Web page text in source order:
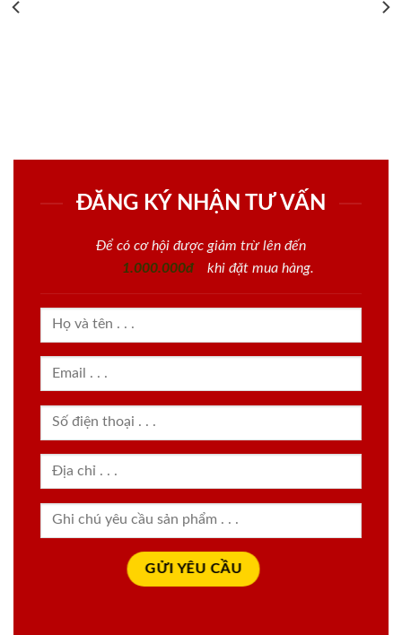
ĐĂNG KÝ NHẬN TƯ VẤN
Để có cơ hội được giảm trừ lên đến
1.000.000đ
khi đặt mua hàng.